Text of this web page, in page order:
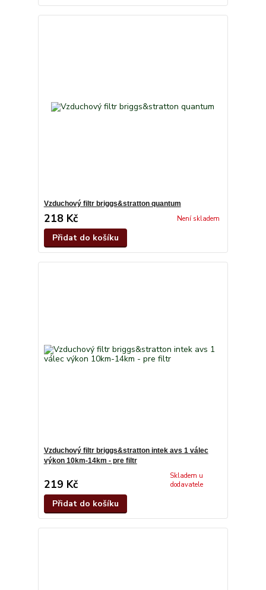
Vzduchový filtr briggs&stratton quantum
218 Kč Není skladem
Přidat do košíku
Vzduchový filtr briggs&stratton intek avs 1 válec
výkon 10km-14km - pre filtr
219 Kč
Skladem u
dodavatele
Přidat do košíku